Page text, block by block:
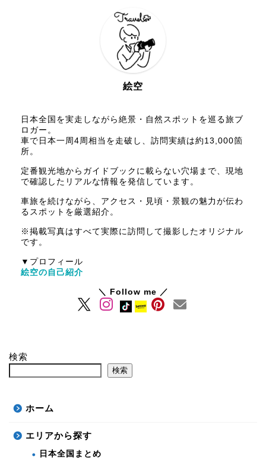
絵空
日本全国を実走しながら絶景・自然スポットを巡る旅ブ
ロガー。
車で日本一周4周相当を走破し、訪問実績は約13,000箇
所。
定番観光地からガイドブックに載らない穴場まで、現地
で確認したリアルな情報を発信しています。
車旅を続けながら、アクセス・見頃・景観の魅力が伝わ
るスポットを厳選紹介。
※掲載写真はすべて実際に訪問して撮影したオリジナル
です。
▼プロフィール
絵空の自己紹介
＼ Follow me ／
検索
検索
ホーム
エリアから探す
日本全国まとめ